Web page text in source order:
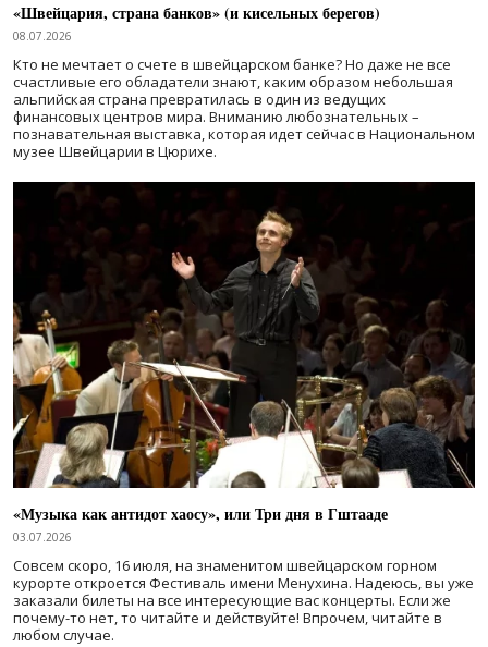
«Швейцария, страна банков» (и кисельных берегов)
08.07.2026
Кто не мечтает о счете в швейцарском банке? Но даже не все
счастливые его обладатели знают, каким образом небольшая
альпийская страна превратилась в один из ведущих
финансовых центров мира. Вниманию любознательных –
познавательная выставка, которая идет сейчас в Национальном
музее Швейцарии в Цюрихе.
«Музыка как антидот хаосу», или Три дня в Гштааде
03.07.2026
Совсем скоро, 16 июля, на знаменитом швейцарском горном
курорте откроется Фестиваль имени Менухина. Надеюсь, вы уже
заказали билеты на все интересующие вас концерты. Если же
почему-то нет, то читайте и действуйте! Впрочем, читайте в
любом случае.